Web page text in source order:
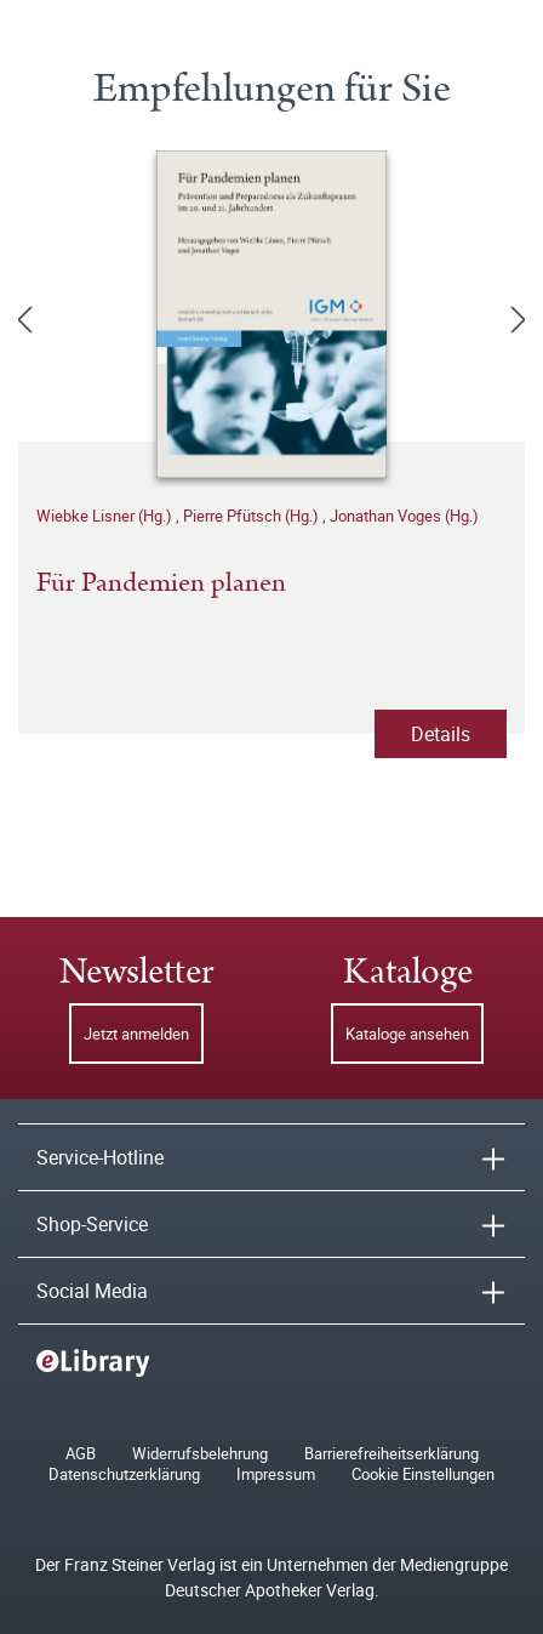
Empfehlungen für Sie
Wiebke Lisner (Hg.) , Pierre Pfütsch (Hg.) , Jonathan Voges (Hg.)
Für Pandemien planen
Details
Newsletter
Jetzt anmelden
Kataloge
Kataloge ansehen
Service-Hotline
Shop-Service
Social Media
AGB Widerrufsbelehrung
Barrierefreiheitserklärung
Datenschutzerklärung
Impressum Cookie Einstellungen
Der Franz Steiner Verlag ist ein Unternehmen der Mediengruppe
Deutscher Apotheker Verlag.